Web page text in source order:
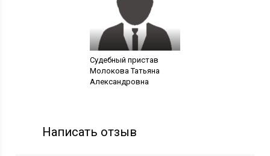
Судебный пристав
Молокова Татьяна
Александровна
Написать отзыв